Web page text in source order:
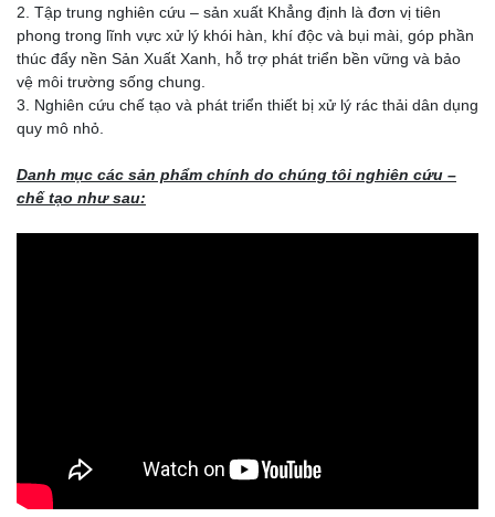
2. Tập trung nghiên cứu – sản xuất Khẳng định là đơn vị tiên
phong trong lĩnh vực xử lý khói hàn, khí độc và bụi mài, góp phần
thúc đẩy nền Sản Xuất Xanh, hỗ trợ phát triển bền vững và bảo
vệ môi trường sống chung.
3. Nghiên cứu chế tạo và phát triển thiết bị xử lý rác thải dân dụng
quy mô nhỏ.
Danh mục các sản phẩm chính do chúng tôi nghiên cứu –
chế tạo như sau: